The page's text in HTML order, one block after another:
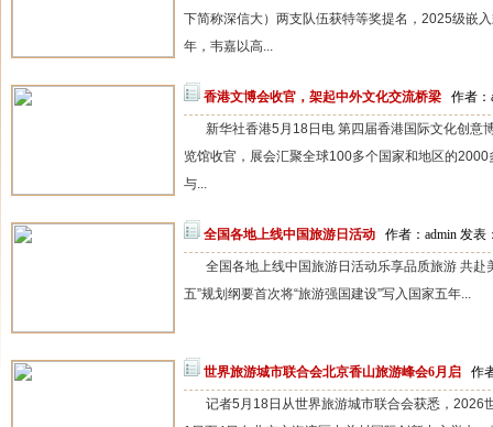
下简称深信大）两支队伍获特等奖提名，2025级嵌
年，韦嘉以高...
香港文博会收官，架起中外文化交流桥梁 作者：
新华社香港5月18日电 第四届香港国际文化创意
览馆收官，展会汇聚全球100多个国家和地区的
与...
全国各地上线中国旅游日活动 作者：admin 发表
全国各地上线中国旅游日活动乐享品质旅游 共赴
五”规划纲要首次将“旅游强国建设”写入国家五年...
世界旅游城市联合会北京香山旅游峰会6月启 作
记者5月18日从世界旅游城市联合会获悉，2026